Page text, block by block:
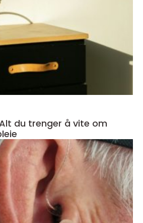
du trenger å vite om